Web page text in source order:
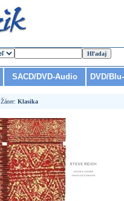
SACD/DVD-Audio DVD/
Žáner: Klasika